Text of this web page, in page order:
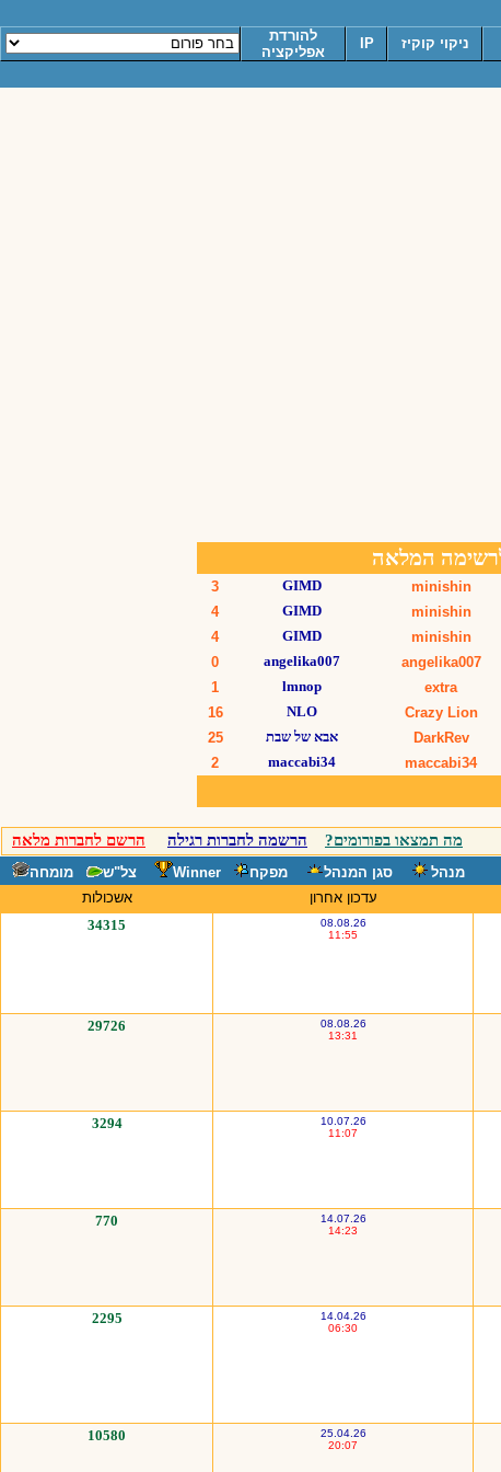
ניקוי קוקיז IP
להורדת
אפליקציה
מה תמצאו בפורומים? הרשמה לחברות רגילה הרשם לחברות מלאה
מנהל סגן המנהל מפקח Winner צל"ש
מומחה
עדכון אחרון אשכולות
08.08.26
11:55
34315
08.08.26
13:31
29726
10.07.26
11:07
3294
14.07.26
14:23
770
14.04.26
06:30
2295
25.04.26
20:07
10580